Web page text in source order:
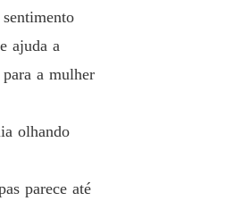
ajuda a
a mulher
olhando
parece até